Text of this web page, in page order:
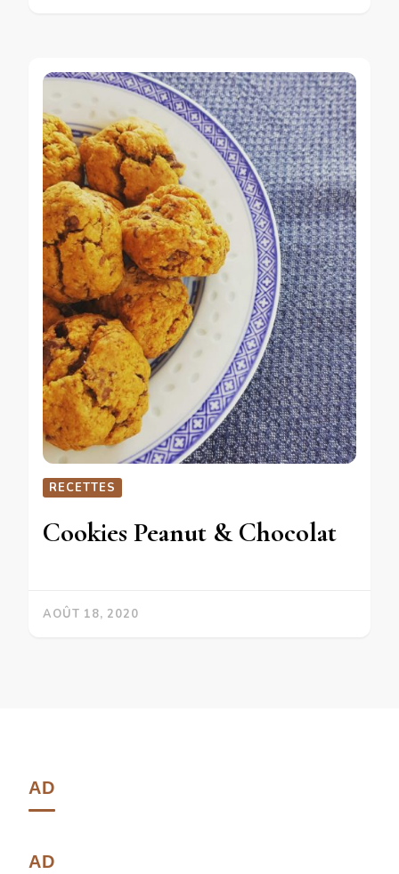
RECETTES
Cookies Peanut & Chocolat
AOÛT 18, 2020
AD
AD